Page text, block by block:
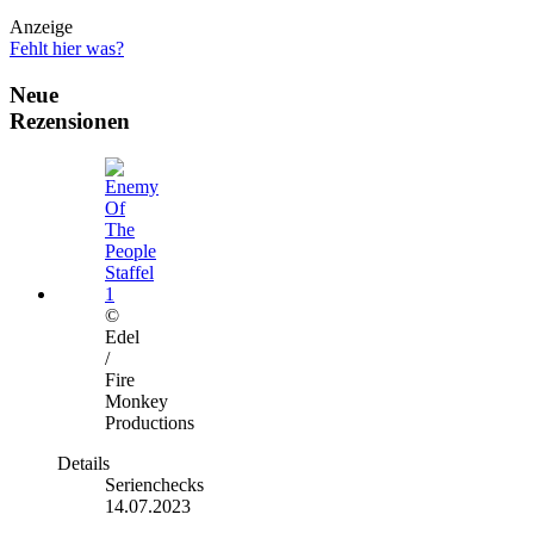
Anzeige
Fehlt hier was?
Neue
Rezensionen
©
Edel
/
Fire
Monkey
Productions
Details
Serienchecks
14.07.2023